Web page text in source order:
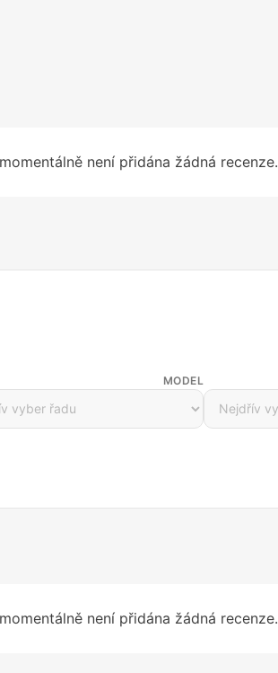
není přidána žádná recenze.
MODEL
není přidána žádná recenze.